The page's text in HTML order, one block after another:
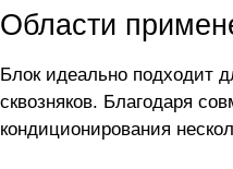
Области
Блок идеально подходит
сквозняков. Благодаря
кондиционирования